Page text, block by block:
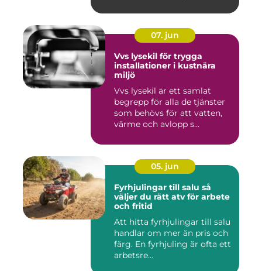
07. jun
Vvs lysekil för trygga
installationer i kustnära
miljö
Vvs lysekil är ett samlat
begrepp för alla de tjänster
som behövs för att vatten,
värme och avlopp s...
05. jun
Fyrhjulingar till salu så
väljer du rätt atv för arbete
och fritid
Att hitta fyrhjulingar till salu
handlar om mer än pris och
färg. En fyrhjuling är ofta ett
arbetsre...